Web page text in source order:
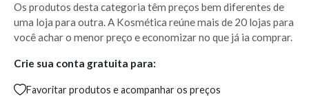
Joico K-PAK Clarifying Smart
Release - Shampoo
Antirresíduo 300ml
A partir de:
Joico K-Pak Color Therapy
Os produtos desta categoria têm preços bem diferentes de
uma loja para outra. A Kosmética reúne mais de 20 lojas para
você achar o menor preço e economizar no que já ia comprar.
Crie sua conta gratuita para:
Favoritar produtos e acompanhar os preços